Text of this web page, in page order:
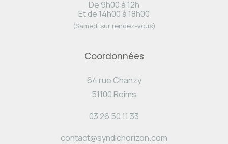
De 9h00 à 12h
Et de 14h00 à 18h00
(Samedi sur rendez-vous)
Coordonnées
64 rue Chanzy
51100 Reims
03 26 50 11 33
contact@syndichorizon.com